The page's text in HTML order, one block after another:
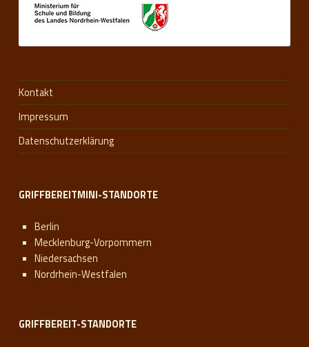
Kontakt
Impressum
Datenschutzerklärung
GRIFFBEREITMINI-STANDORTE
Berlin
Mecklenburg-Vorpommern
Niedersachsen
Nordrhein-Westfalen
GRIFFBEREIT-STANDORTE